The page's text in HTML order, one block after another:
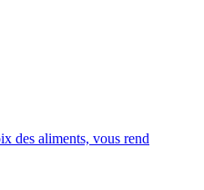
des aliments, vous rend